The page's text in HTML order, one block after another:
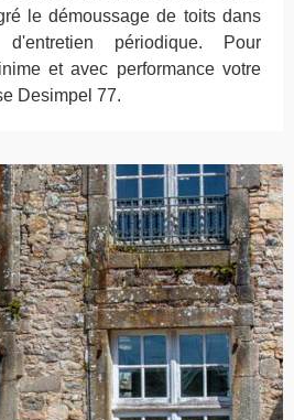
le démoussage de toits dans
d'entretien périodique. Pour
et avec performance votre
Desimpel 77.